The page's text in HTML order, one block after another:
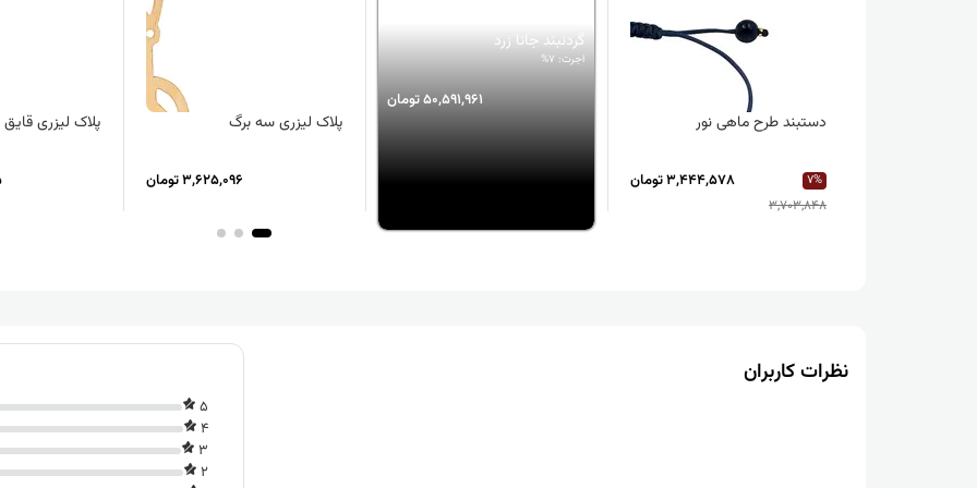
دستبند طرح ماهی نور
7% 3,444,578 تومان
3,703,848
گردنبند جانا زرد
اجرت: 7%
50,591,961 تومان
پلاک لیزری سه برگ
3,625,096 تومان
پلاک لیزری قایق
نظرات کاربران
5
4
3
2